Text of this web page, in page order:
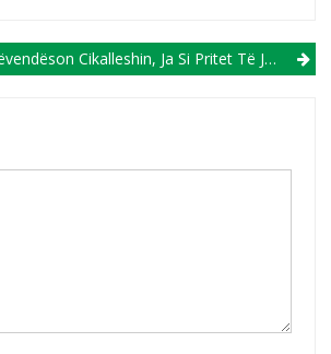
Cikalleshin, Ja Si Pritet Të Jetë Formacioni I Shqipërisë Ndaj Polonisë